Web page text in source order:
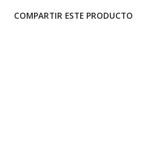
COMPARTIR ESTE PRODUCTO